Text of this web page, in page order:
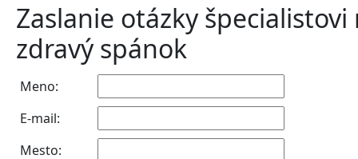
Zaslanie otázky špecialistovi
zdravý spánok
Meno:
E-mail:
Mesto: